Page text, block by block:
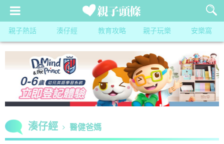
親子熱話 湊仔經 教育攻略 親子玩樂 安樂窩
湊仔經 醫健爸媽